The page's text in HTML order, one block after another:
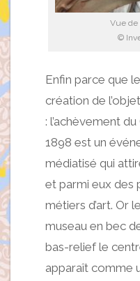
Vue de
©
Enfin parce que
création de
: l’achèvement
1898 est un
médiatisé qui
et parmi eux des
métiers d’art. Or
museau en bec
bas-relief le
apparaît comme